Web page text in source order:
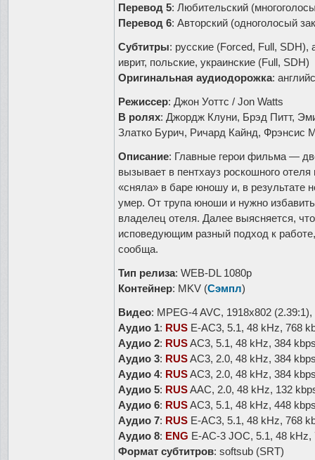
Перевод 5: Любительский
Перевод 6: Авторский (одноголосый
Субтитры: русские (Forced, Full, SDH),
иврит, польские, украинские (Full, SDH)
Оригинальная аудиодорожка:
Режиссер: Джон Уоттс / Jon Watts
В ролях: Джордж Клуни, Брэд Питт,
Златко Бурич, Ричард Кайнд, Фрэнсис
Описание: Главные герои фильма —
вызывает в пентхауз роскошного
«сняла» в баре юношу и, в результате
умер. От трупа юноши и нужно
владелец отеля. Далее выясняется,
исповедующим разный подход к
сообща.
Тип релиза: WEB-DL 1080p
Контейнер: MKV (Сэмпл)
Видео: MPEG-4 AVC, 1918x802
Аудио 1: RUS E-AC3, 5.1, 48 kHz, 768
Аудио 2: RUSAC3, 5.1, 48 kHz, 384
Аудио 3: RUSAC3, 2.0, 48 kHz, 384
Аудио 4: RUSAC3, 2.0, 48 kHz, 384
Аудио 5: RUSAAC, 2.0, 48 kHz, 132
Аудио 6: RUSAC3, 5.1, 48 kHz, 448
Аудио 7: RUS E-AC3, 5.1, 48 kHz, 768
Аудио 8: ENG E-AC-3 JOC, 5.1, 48 kHz,
Формат субтитров: softsub (SRT)